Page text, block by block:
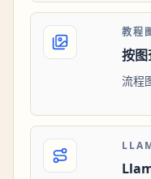
教程
按
流程